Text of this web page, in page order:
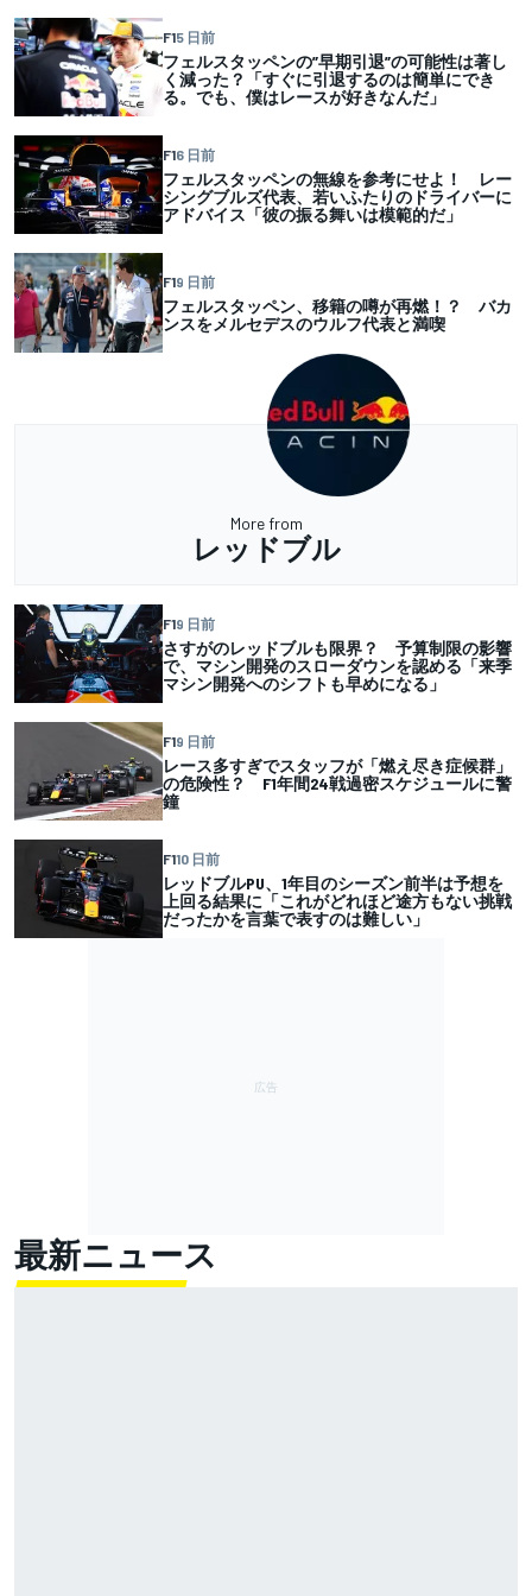
F15 日前
フェルスタッペンの”早期引退”の可能性は著し
く減った？「すぐに引退するのは簡単にでき
る。でも、僕はレースが好きなんだ」
F16 日前
フェルスタッペンの無線を参考にせよ！ レー
シングブルズ代表、若いふたりのドライバーに
アドバイス「彼の振る舞いは模範的だ」
F19 日前
フェルスタッペン、移籍の噂が再燃！？ バカ
ンスをメルセデスのウルフ代表と満喫
More from
レッドブル
F19 日前
さすがのレッドブルも限界？ 予算制限の影響
で、マシン開発のスローダウンを認める「来季
マシン開発へのシフトも早めになる」
F19 日前
レース多すぎでスタッフが「燃え尽き症候群」
の危険性？ F1年間24戦過密スケジュールに警
鐘
F110 日前
レッドブルPU、1年目のシーズン前半は予想を
上回る結果に「これがどれほど途方もない挑戦
だったかを言葉で表すのは難しい」
最新ニュース